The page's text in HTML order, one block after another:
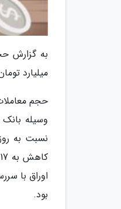
میلیارد تومان رسید.
وسیله
بود.